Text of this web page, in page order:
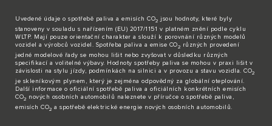
Uvedené údaje o spotřebě paliva a emisích CO2 jsou hodnoty, které byly
stanoveny v souladu s nařízením (EU) 2017/1151 v platném znění podle cyklu
WLTP. Mají pouze orientační charakter a slouží k porovnání různých modelů
vozidel a výrobců vozidel. Spotřeba paliva a emise CO2
různých provedení
jedné modelové řady se mohou lišit nebo zvyšovat v důsledku různých
specifikací a volitelné výbavy. Hodnoty spotřeby paliva se mohou v praxi lišit v
závislosti na stylu jízdy, podmínkách na silnici a v provozu a stavu vozidla. CO2
je skleníkovým plynem, který je zejména odpovědný za globální oteplování.
Další informace o oficiální spotřebě paliva a oficiálních konkrétních emisích
CO2
nových osobních automobilů naleznete v příručce o spotřebě paliva,
emisích CO2 a spotřebě elektrické energie nových osobních automobilů.